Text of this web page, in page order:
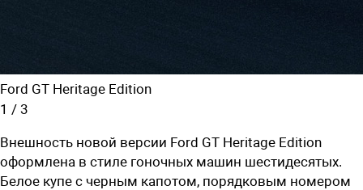
Ford GT Heritage Edition
1 / 3
Внешность новой версии Ford GT Heritage Edition
оформлена в стиле гоночных машин шестидесятых.
Белое купе с черным капотом, порядковым номером